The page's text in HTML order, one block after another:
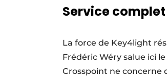
Service
La force de Key4light
Frédéric Wéry salue ici
Crosspoint ne con­cerne